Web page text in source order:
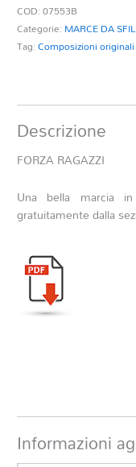
COD:07553B
Categorie: MARCE DA
Tag:Composizioni originali
Descrizione
FORZA RAGAZZI
Una bella marcia
gratuitamente dalla
Informazioni